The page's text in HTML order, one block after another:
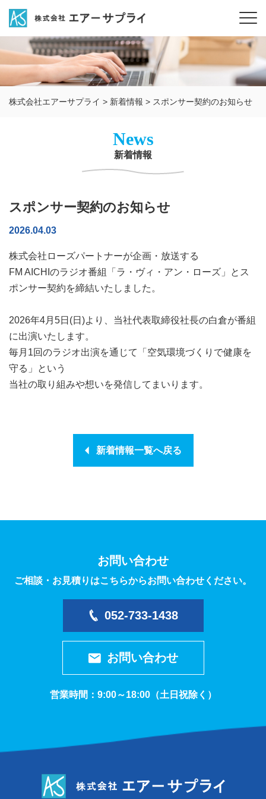
株式会社エアーサプライ > 新着情報 > スポンサー契約のお知らせ
News
新着情報
スポンサー契約のお知らせ
2026.04.03
株式会社ローズパートナーが企画・放送する
FM AICHIのラジオ番組「ラ・ヴィ・アン・ローズ」とス
ポンサー契約を締結いたしました。
2026年4月5日(日)より、当社代表取締役社長の白倉が番組
に出演いたします。
毎月1回のラジオ出演を通じて「空気環境づくりで健康を
守る」という
当社の取り組みや想いを発信してまいります。
新着情報一覧へ戻る
お問い合わせ
ご相談・お見積りはこちらからお問い合わせください。
052-733-1438
お問い合わせ
営業時間：9:00～18:00（土日祝除く）